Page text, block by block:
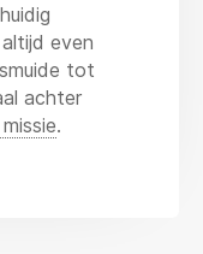
even
tot
achter
.